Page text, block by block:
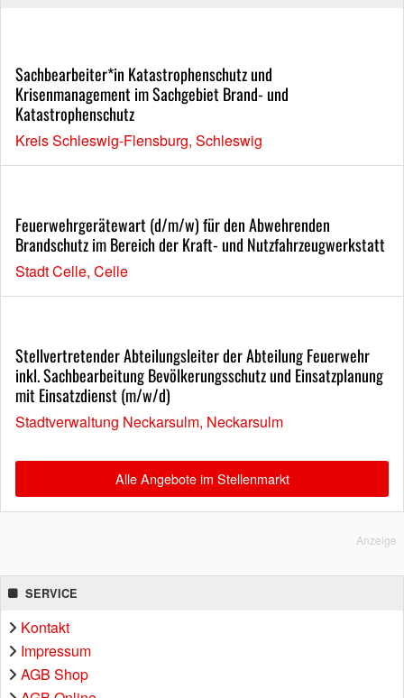
Sachbearbeiter*in Katastrophenschutz und
Krisenmanagement im Sachgebiet Brand- und
Katastrophenschutz
Kreis Schleswig-Flensburg, Schleswig
Feuerwehrgerätewart (d/m/w) für den Abwehrenden
Brandschutz im Bereich der Kraft- und Nutzfahrzeugwerkstatt
Stadt Celle, Celle
Stellvertretender Abteilungsleiter der Abteilung Feuerwehr
inkl. Sachbearbeitung Bevölkerungsschutz und Einsatzplanung
mit Einsatzdienst (m/w/d)
Stadtverwaltung Neckarsulm, Neckarsulm
Alle Angebote im Stellenmarkt
Anzeige
SERVICE
Kontakt
Impressum
AGB Shop